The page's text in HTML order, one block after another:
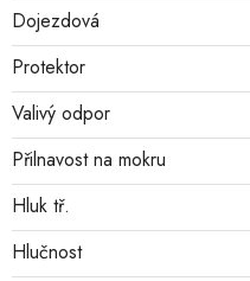
Dojezdová
Protektor
Valivý odpor
Přilnavost na mokru
Hluk tř.
Hlučnost